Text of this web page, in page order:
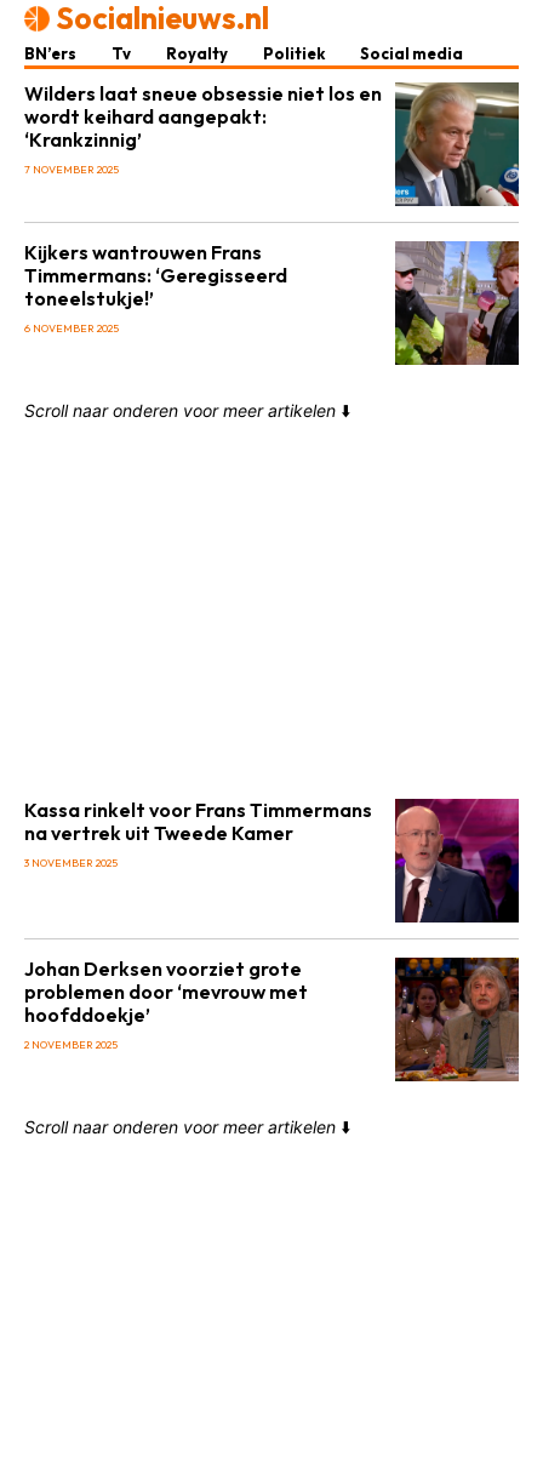
Socialnieuws.nl
BN’ers Tv Royalty Politiek Social media
Wilders laat sneue obsessie niet los en
wordt keihard aangepakt:
‘Krankzinnig’
7 NOVEMBER 2025
Kijkers wantrouwen Frans
Timmermans: ‘Geregisseerd
toneelstukje!’
6 NOVEMBER 2025
Scroll naar onderen voor meer artikelen ⬇️
Kassa rinkelt voor Frans Timmermans
na vertrek uit Tweede Kamer
3 NOVEMBER 2025
Johan Derksen voorziet grote
problemen door ‘mevrouw met
hoofddoekje’
2 NOVEMBER 2025
Scroll naar onderen voor meer artikelen ⬇️